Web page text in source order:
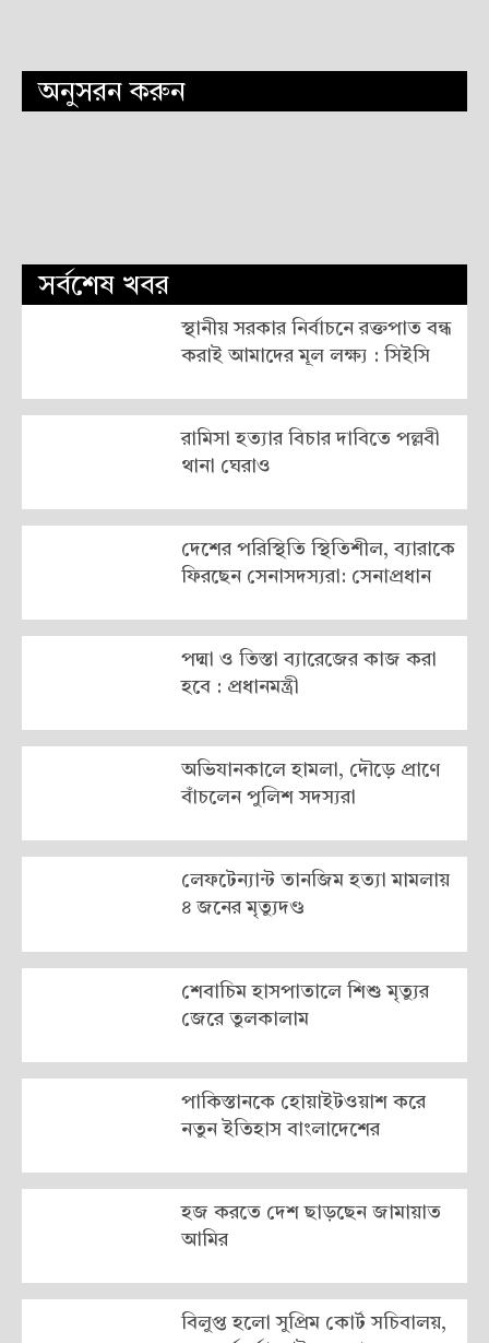
অনুসরন করুন
সর্বশেষ খবর
স্থানীয় সরকার নির্বাচনে রক্তপাত বন্ধ
করাই আমাদের মূল লক্ষ্য : সিইসি
রামিসা হত্যার বিচার দাবিতে পল্লবী
থানা ঘেরাও
দেশের পরিস্থিতি স্থিতিশীল, ব্যারাকে
ফিরছেন সেনাসদস্যরা: সেনাপ্রধান
পদ্মা ও তিস্তা ব্যারেজের কাজ করা
হবে : প্রধানমন্ত্রী
অভিযানকালে হামলা, দৌড়ে প্রাণে
বাঁচলেন পুলিশ সদস্যরা
লেফটেন্যান্ট তানজিম হত্যা মামলায়
৪ জনের মৃত্যুদণ্ড
শেবাচিম হাসপাতালে শিশু মৃত্যুর
জেরে তুলকালাম
পাকিস্তানকে হোয়াইটওয়াশ করে
নতুন ইতিহাস বাংলাদেশের
হজ করতে দেশ ছাড়ছেন জামায়াত
আমির
বিলুপ্ত হলো সুপ্রিম কোর্ট সচিবালয়,